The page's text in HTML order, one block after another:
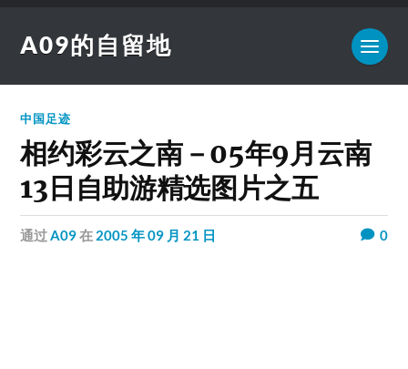
A09的自留地
中国足迹
相约彩云之南－05年9月云南
13日自助游精选图片之五
通过A09在 2005 年 09 月 21 日 0